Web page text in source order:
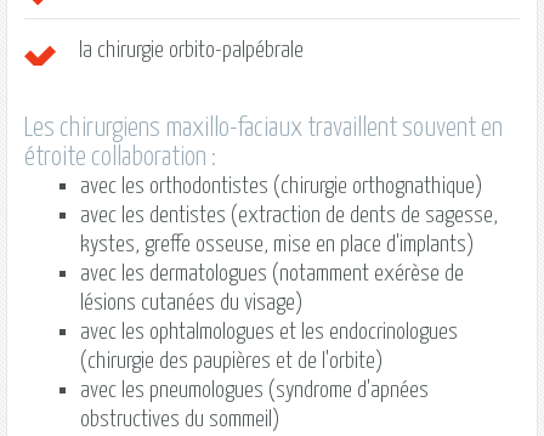
la chirurgie orbito-palpébrale
Les chirurgiens maxillo-faciaux travaillent souvent en
étroite collaboration :
avec les orthodontistes (chirurgie orthognathique)
avec les dentistes (extraction de dents de sagesse,
kystes, greffe osseuse, mise en place d'implants)
avec les dermatologues (notamment exérèse de
lésions cutanées du visage)
avec les ophtalmologues et les endocrinologues
(chirurgie des paupières et de l'orbite)
avec les pneumologues (syndrome d'apnées
obstructives du sommeil)